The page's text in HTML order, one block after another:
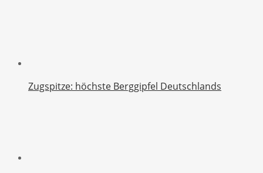
Zugspitze: höchste Berggipfel Deutschlands